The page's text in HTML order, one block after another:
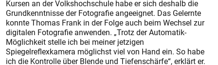
Kursen an der Volkshochschule habe er sich deshalb die
Grundkenntnisse der Fotografie angeeignet. Das Gelernte
konnte Thomas Frank in der Folge auch beim Wechsel zur
digitalen Fotografie anwenden. „Trotz der Automatik-
Möglichkeit stelle ich bei meiner jetzigen
Spiegelreflexkamera möglichst viel von Hand ein. So habe
ich die Kontrolle über Blende und Tiefenschärfe“, erklärt er.